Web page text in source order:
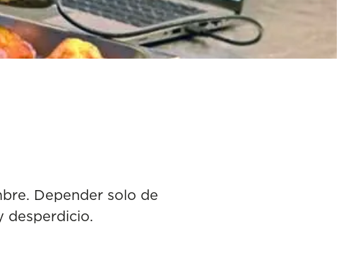
Depender solo de
desperdicio.